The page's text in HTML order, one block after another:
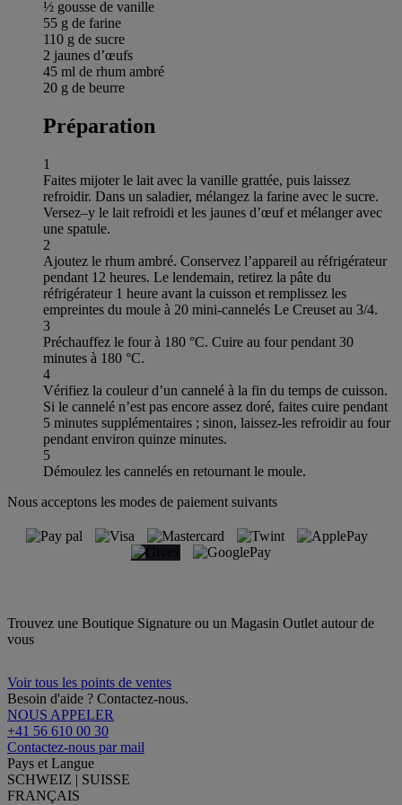
½ gousse de vanille
55 g de farine
110 g de sucre
2 jaunes d’œufs
45 ml de rhum ambré
20 g de beurre
Préparation
1
Faites mijoter le lait avec la vanille grattée, puis laissez
refroidir. Dans un saladier, mélangez la farine avec le sucre.
Versez–y le lait refroidi et les jaunes d’œuf et mélanger avec
une spatule.
2
Ajoutez le rhum ambré. Conservez l’appareil au réfrigérateur
pendant 12 heures. Le lendemain, retirez la pâte du
réfrigérateur 1 heure avant la cuisson et remplissez les
empreintes du moule à 20 mini-cannelés Le Creuset au 3/4.
3
Préchauffez le four à 180 °C. Cuire au four pendant 30
minutes à 180 °C.
4
Vérifiez la couleur d’un cannelé à la fin du temps de cuisson.
Si le cannelé n’est pas encore assez doré, faites cuire pendant
5 minutes supplémentaires ; sinon, laissez-les refroidir au four
pendant environ quinze minutes.
5
Démoulez les cannelés en retournant le moule.
Nous acceptons les modes de paiement suivants
Trouvez une Boutique Signature ou un Magasin Outlet autour de
vous
Voir tous les points de ventes
Besoin d'aide ? Contactez-nous.
NOUS APPELER
+41 56 610 00 30
Contactez-nous par mail
Pays et Langue
SCHWEIZ | SUISSE
FRANÇAIS